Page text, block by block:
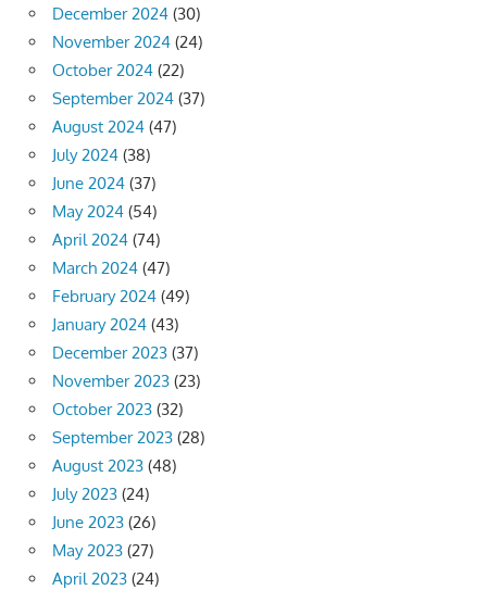
December 2024 (30)
November 2024 (24)
October 2024 (22)
September 2024 (37)
August 2024 (47)
July 2024 (38)
June 2024 (37)
May 2024 (54)
April 2024 (74)
March 2024 (47)
February 2024 (49)
January 2024 (43)
December 2023 (37)
November 2023 (23)
October 2023 (32)
September 2023 (28)
August 2023 (48)
July 2023 (24)
June 2023 (26)
May 2023 (27)
April 2023 (24)